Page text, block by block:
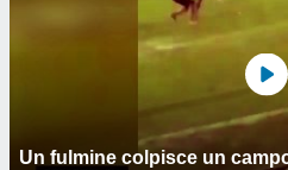
Un fulmine colpisce un